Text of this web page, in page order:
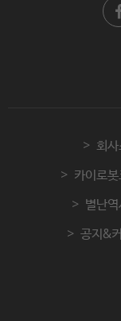
회
카이로
별난
공지&